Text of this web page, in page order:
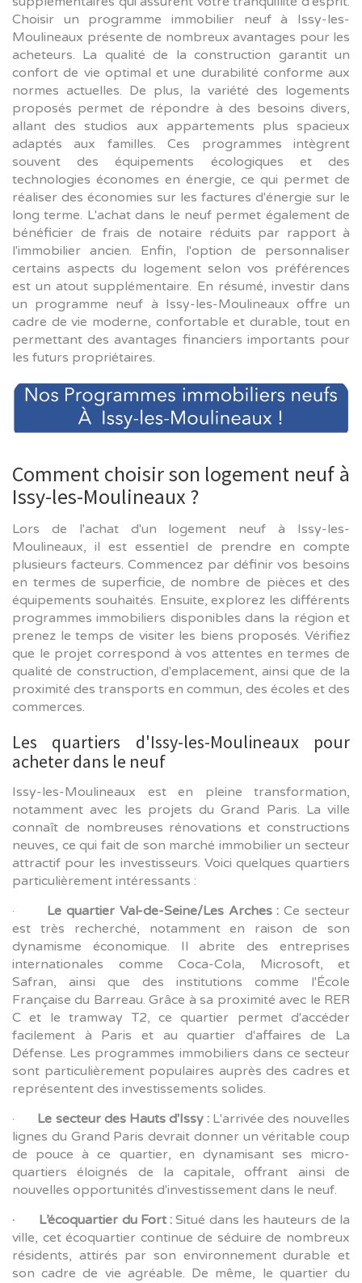
Choisir un programme immobilier neuf à Issy-les-
Moulineaux présente de nombreux avantages pour les
acheteurs. La qualité de la construction garantit un
confort de vie optimal et une durabilité conforme aux
normes actuelles. De plus, la variété des logements
proposés permet de répondre à des besoins divers,
allant des studios aux appartements plus spacieux
adaptés aux familles. Ces programmes intègrent
souvent des équipements écologiques et des
technologies économes en énergie, ce qui permet de
réaliser des économies sur les factures d'énergie sur le
long terme. L'achat dans le neuf permet également de
bénéficier de frais de notaire réduits par rapport à
l'immobilier ancien. Enfin, l'option de personnaliser
certains aspects du logement selon vos préférences
est un atout supplémentaire. En résumé, investir dans
un programme neuf à Issy-les-Moulineaux offre un
cadre de vie moderne, confortable et durable, tout en
permettant des avantages financiers importants pour
les futurs propriétaires.
Comment choisir son logement neuf à
Issy-les-Moulineaux ?
Lors de l'achat d'un logement neuf à Issy-les-
Moulineaux, il est essentiel de prendre en compte
plusieurs facteurs. Commencez par définir vos besoins
en termes de superficie, de nombre de pièces et des
équipements souhaités. Ensuite, explorez les différents
programmes immobiliers disponibles dans la région et
prenez le temps de visiter les biens proposés. Vérifiez
que le projet correspond à vos attentes en termes de
qualité de construction, d'emplacement, ainsi que de la
proximité des transports en commun, des écoles et des
commerces.
Les quartiers d'Issy-les-Moulineaux pour
acheter dans le neuf
Issy-les-Moulineaux est en pleine transformation,
notamment avec les projets du Grand Paris. La ville
connaît de nombreuses rénovations et constructions
neuves, ce qui fait de son marché immobilier un secteur
attractif pour les investisseurs. Voici quelques quartiers
particulièrement intéressants :
·
Le quartier Val-de-Seine/Les Arches : Ce secteur
est très recherché, notamment en raison de son
dynamisme économique. Il abrite des entreprises
internationales comme Coca-Cola, Microsoft, et
Safran, ainsi que des institutions comme l'École
Française du Barreau. Grâce à sa proximité avec le RER
C et le tramway T2, ce quartier permet d'accéder
facilement à Paris et au quartier d'affaires de La
Défense. Les programmes immobiliers dans ce secteur
sont particulièrement populaires auprès des cadres et
représentent des investissements solides.
·
Le secteur des Hauts d'Issy :L'arrivée des nouvelles
lignes du Grand Paris devrait donner un véritable coup
de pouce à ce quartier, en dynamisant ses micro-
quartiers éloignés de la capitale, offrant ainsi de
nouvelles opportunités d'investissement dans le neuf.
· L’écoquartier du Fort : Situé dans les hauteurs de la
ville, cet écoquartier continue de séduire de nombreux
résidents, attirés par son environnement durable et
son cadre de vie agréable. De même, le quartier du